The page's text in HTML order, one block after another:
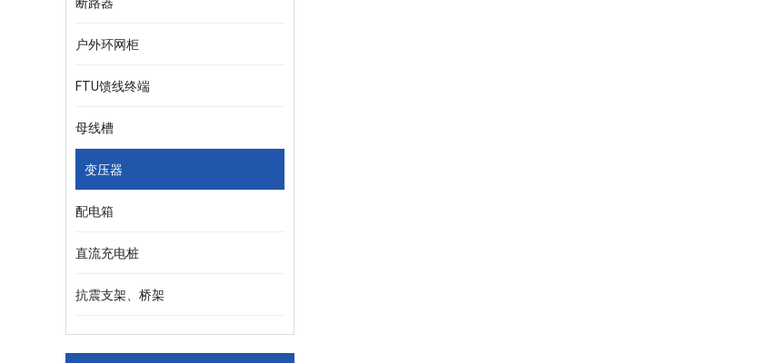
户外环网柜
FTU馈线终端
母线槽
变压器
配电箱
直流充电桩
抗震支架、桥架